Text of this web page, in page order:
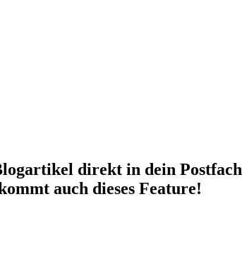
direkt in dein Postfach
auch dieses Feature!